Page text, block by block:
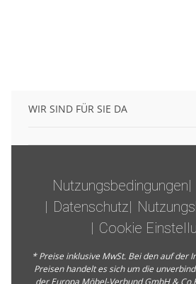
WIR SIND FÜR SIE DA
Nutzungsbedingungen
Datenschutz
Cookie
* Preise inklusive MwSt. Bei den auf der
Preisen handelt es sich um die
der Europa Möbel-Verbund GmbH &